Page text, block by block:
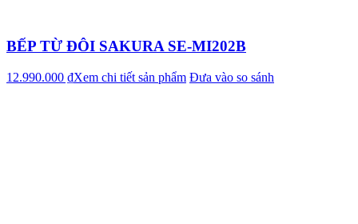
BẾP TỪ ĐÔI SAKURA SE-MI202B
12.990.000 ₫Xem chi tiết sản phẩm Đưa vào so sánh